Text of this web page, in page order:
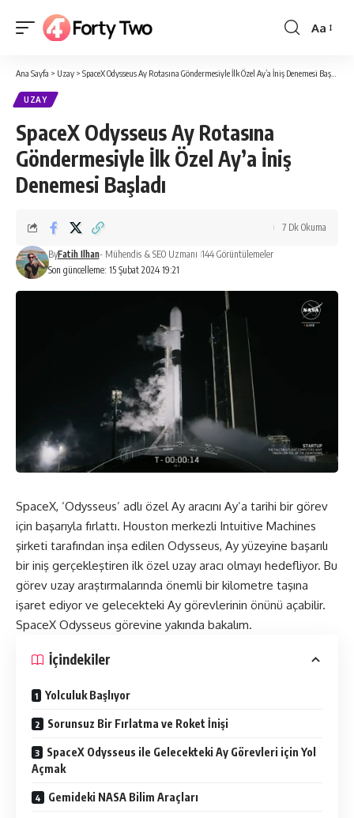
Yazı
Aa
Ana Sayfa > Uzay > SpaceX Odysseus Ay Rotasına Göndermesiyle İlk Özel Ay’a İniş Denemesi Başladı
UZAY
SpaceX Odysseus Ay Rotasına
Göndermesiyle İlk Özel Ay’a İniş
Denemesi Başladı
Son güncelleme: 15 Şubat 2024 19:21
ByFatih Ilhan- Mühendis & SEO Uzmanı 144 Görüntülemeler
7 Dk Okuma
SpaceX, ‘Odysseus’ adlı özel Ay aracını Ay’a tarihi bir görev
için başarıyla fırlattı. Houston merkezli Intuitive Machines
şirketi tarafından inşa edilen Odysseus, Ay yüzeyine başarılı
bir iniş gerçekleştiren ilk özel uzay aracı olmayı hedefliyor. Bu
görev uzay araştırmalarında önemli bir kilometre taşına
işaret ediyor ve gelecekteki Ay görevlerinin önünü açabilir.
SpaceX Odysseus görevine yakında bakalım.
İçindekiler
Yolculuk Başlıyor
Sorunsuz Bir Fırlatma ve Roket İnişi
SpaceX Odysseus ile Gelecekteki Ay Görevleri için Yol
Açmak
Gemideki NASA Bilim Araçları